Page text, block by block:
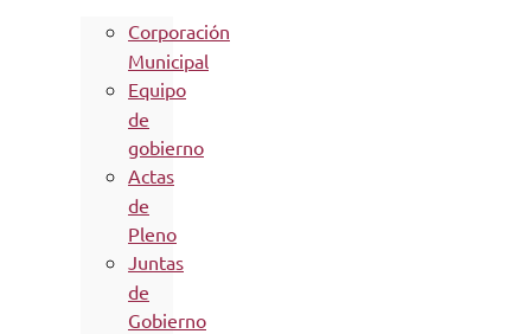
Corporación
Municipal
Equipo
de
gobierno
Actas
de
Pleno
Juntas
de
Gobierno